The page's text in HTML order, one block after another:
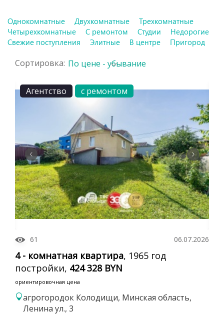
Однокомнатные Двухкомнатные
Трехкомнатные
Четырехкомнатные
С ремонтом Студии
Недорогие
Свежие поступления
Элитные В центре Пригород
Сортировка: По цене - убывание
Агентство с ремонтом
61 06.07.2026
4 - комнатная квартира, 1965 год
постройки, 424 328 BYN
ориентировочная цена
агрогородок Колодищи, Минская область,
Ленина ул., 3